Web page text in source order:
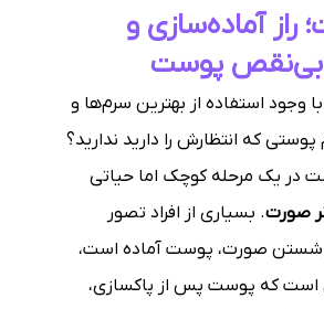
راز آماده‌سازی و
پوست
با وجود استفاده از بهترین سرم‌ها و
که انتظارش را دارید ندارید؟
در یک مرحله کوچک اما حیاتی
صورت. بسیاری از افراد تصور
شستن صورت، پوست آماده است،
است که پوست پس از پاکسازی،